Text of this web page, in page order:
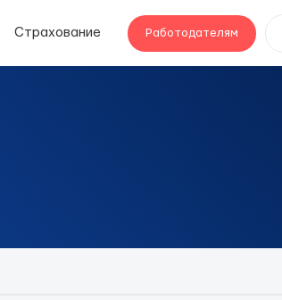
Страхование Работодателям